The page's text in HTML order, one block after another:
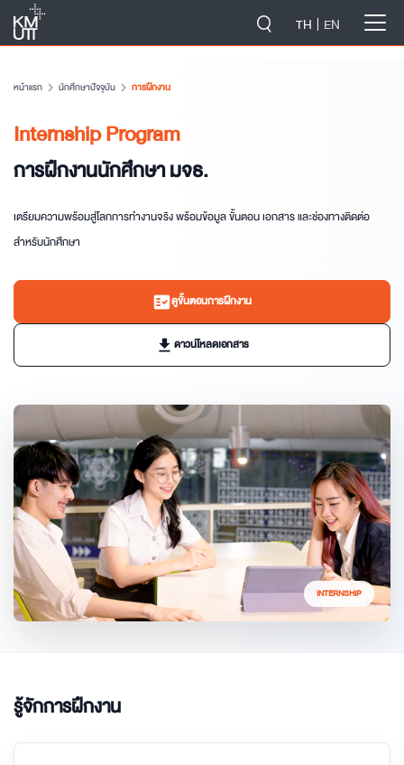
TH EN
หน้าแรก chevron_right นักศึกษาปัจจุบัน chevron_right การฝึกงาน
Internship Program
การฝึกงานนักศึกษา มจธ.
เตรียมความพร้อมสู่โลกการทำงานจริง พร้อมข้อมูล ขั้นตอน เอกสาร และช่องทางติดต่อ
สำหรับนักศึกษา
fact_checkดูขั้นตอนการฝึกงาน
download ดาวน์โหลดเอกสาร
INTERNSHIP
รู้จักการฝึกงาน